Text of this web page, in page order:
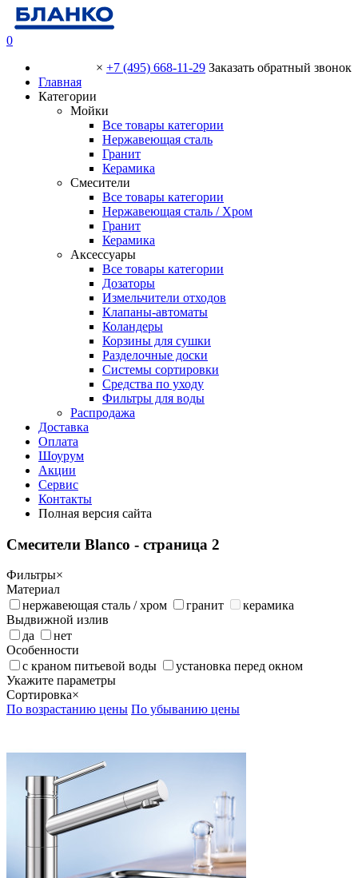
0
× +7 (495) 668-11-29 Заказать обратный звонок
Главная
Категории
Мойки
Все товары категории
Нержавеющая сталь
Гранит
Керамика
Смесители
Все товары категории
Нержавеющая сталь / Хром
Гранит
Керамика
Аксессуары
Все товары категории
Дозаторы
Измельчители отходов
Клапаны-автоматы
Коландеры
Корзины для сушки
Разделочные доски
Системы сортировки
Средства по уходу
Фильтры для воды
Распродажа
Доставка
Оплата
Шоурум
Акции
Сервис
Контакты
Полная версия сайта
Смесители Blanco - страница 2
Фильтры×
Материал
нержавеющая сталь / хром
гранит
керамика
Выдвижной излив
да
нет
Особенности
с краном питьевой воды
установка перед окном
Укажите параметры
Сортировка×
По возрастанию цены По убыванию цены